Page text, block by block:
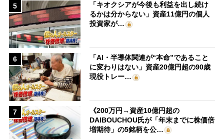
5
「キオクシアが今後も利益を出し続け
るかは分からない」資産11億円の個人
投資家が…
6
「AI・半導体関連が“本命”であること
に変わりはない」資産20億円超の90歳
現役トレー…
7
《200万円→資産10億円超の
DAIBOUCHOU氏が「年末までに株価倍
増期待」の5銘柄を公…